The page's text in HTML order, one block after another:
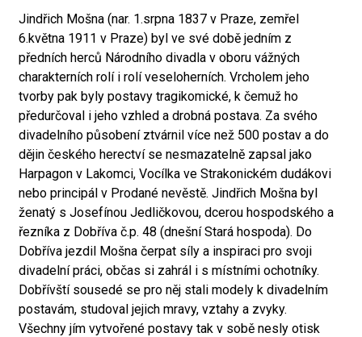
Jindřich Mošna (nar. 1.srpna 1837 v Praze, zemřel
6.května 1911 v Praze) byl ve své době jedním z
předních herců Národního divadla v oboru vážných
charakterních rolí i rolí veseloherních. Vrcholem jeho
tvorby pak byly postavy tragikomické, k čemuž ho
předurčoval i jeho vzhled a drobná postava. Za svého
divadelního působení ztvárnil více než 500 postav a do
dějin českého herectví se nesmazatelně zapsal jako
Harpagon v Lakomci, Vocílka ve Strakonickém dudákovi
nebo principál v Prodané nevěstě. Jindřich Mošna byl
ženatý s Josefínou Jedličkovou, dcerou hospodského a
řezníka z Dobříva č.p. 48 (dnešní Stará hospoda). Do
Dobříva jezdil Mošna čerpat síly a inspiraci pro svoji
divadelní práci, občas si zahrál i s místními ochotníky.
Dobřívští sousedé se pro něj stali modely k divadelním
postavám, studoval jejich mravy, vztahy a zvyky.
Všechny jím vytvořené postavy tak v sobě nesly otisk